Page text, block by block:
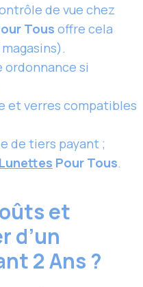
de vue chez
Tous offre cela
ordonnance si
et verres compatibles
de tiers payant ;
Lunettes Pour Tous.
et
d’un
2 Ans ?